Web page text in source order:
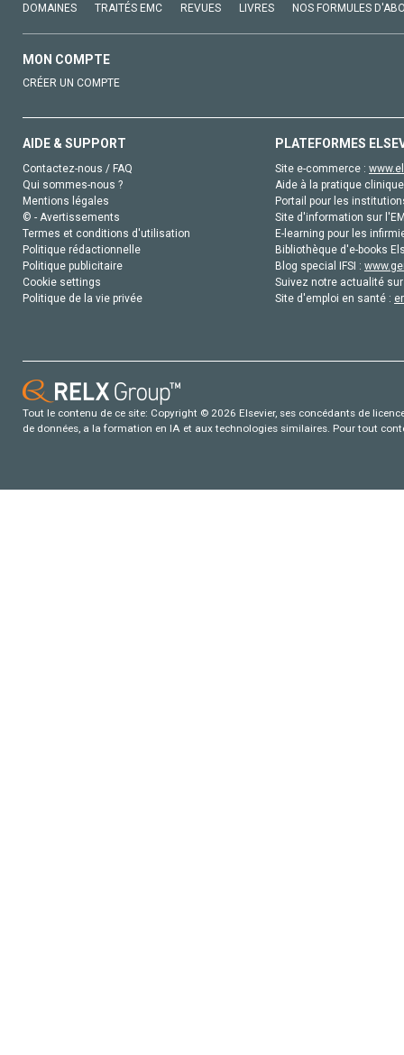
DOMAINES TRAITÉS EMC REVUES LIVRES NOS FORMULES
MON COMPTE
CRÉER UN COMPTE
AIDE & SUPPORT
Contactez-nous / FAQ
Qui sommes-nous ?
Mentions légales
© - Avertissements
Termes et conditions d'utilisation
Politique rédactionnelle
Politique publicitaire
Cookie settings
Politique de la vie privée
PLATEFORMES
Site e-commerce :
Aide à la pratique
Portail pour les
Site d'information sur
E-learning pour les
Bibliothèque d'e-books
Blog special IFSI :
Suivez notre actualité
Site d'emploi en santé :
Tout le contenu de ce site: Copyright © 2026 Elsevier, ses concédants de
de données, a la formation en IA et aux technologies similaires. Pour tout